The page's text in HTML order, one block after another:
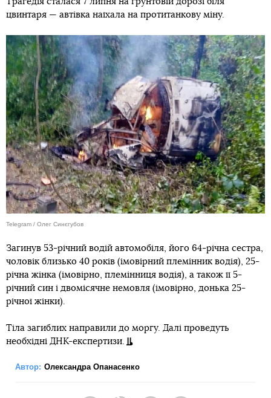
цвинтаря — автівка наїхала на протитанкову міну.
Telegram / Олег Синєгубов
Загинув 53-річний водій автомобіля, його 64-річна сестра,
чоловік близько 40 років (імовірний племінник водія), 25-
річна жінка (імовірно, племінниця водія), а також її 5-
річний син і двомісячне немовля (імовірно, донька 25-
річної жінки).
Тіла загиблих направили до моргу. Далі проведуть
необхідні ДНК-експертизи.
Автор: Олександра Опанасенко